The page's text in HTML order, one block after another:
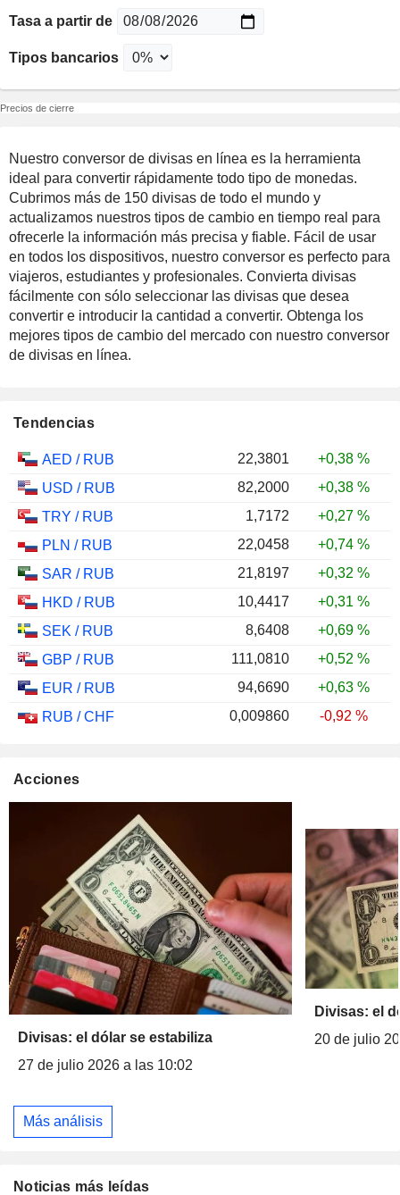
Tasa a partir de
Tipos bancarios
Precios de cierre
Nuestro conversor de divisas en línea es la herramienta
ideal para convertir rápidamente todo tipo de monedas.
Cubrimos más de 150 divisas de todo el mundo y
actualizamos nuestros tipos de cambio en tiempo real para
ofrecerle la información más precisa y fiable. Fácil de usar
en todos los dispositivos, nuestro conversor es perfecto para
viajeros, estudiantes y profesionales. Convierta divisas
fácilmente con sólo seleccionar las divisas que desea
convertir e introducir la cantidad a convertir. Obtenga los
mejores tipos de cambio del mercado con nuestro conversor
de divisas en línea.
Tendencias
AED / RUB 22,3801
+0,38 %
USD / RUB 82,2000
+0,38 %
TRY / RUB 1,7172
+0,27 %
PLN / RUB 22,0458
+0,74 %
SAR / RUB 21,8197
+0,32 %
HKD / RUB 10,4417
+0,31 %
SEK / RUB 8,6408
+0,69 %
GBP / RUB 111,0810
+0,52 %
EUR / RUB 94,6690
+0,63 %
RUB /CHF 0,009860 -0,92 %
Acciones
Divisas: el dólar se estabiliza
27 de julio 2026 a las 10:02
Divisas: el
20 de julio
Más análisis
Noticias más leídas